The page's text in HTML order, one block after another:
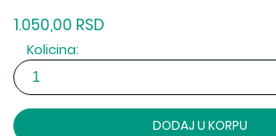
1.050,00 RSD
Kolicina:
DODAJ U KORPU